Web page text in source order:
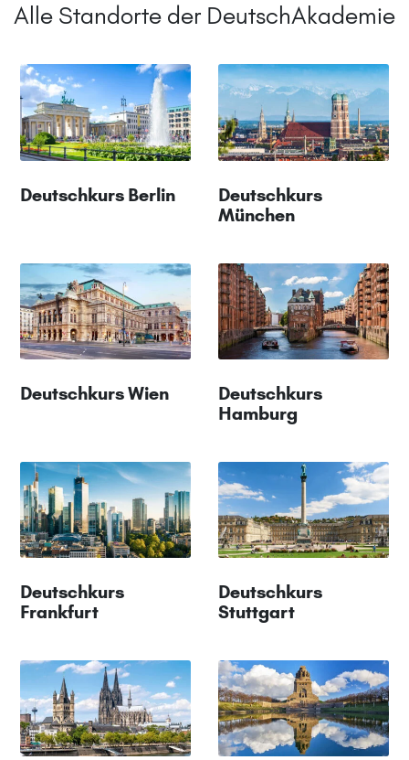
Alle Standorte der DeutschAkademie
Deutschkurs Berlin
Deutschkurs
München
Deutschkurs Wien
Deutschkurs
Hamburg
Deutschkurs
Frankfurt
Deutschkurs
Stuttgart